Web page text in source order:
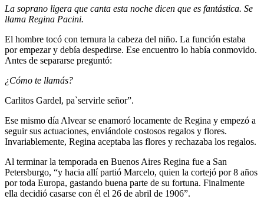
La soprano ligera que canta esta noche dicen que es fantástica. Se
llama Regina Pacini.
El hombre tocó con ternura la cabeza del niño. La función estaba
por empezar y debía despedirse. Ese encuentro lo había conmovido.
Antes de separarse preguntó:
¿Cómo te llamás?
Carlitos Gardel, pa`servirle señor”.
Ese mismo día Alvear se enamoró locamente de Regina y empezó a
seguir sus actuaciones, enviándole costosos regalos y flores.
Invariablemente, Regina aceptaba las flores y rechazaba los regalos.
Al terminar la temporada en Buenos Aires Regina fue a San
Petersburgo, “y hacia allí partió Marcelo, quien la cortejó por 8 años
por toda Europa, gastando buena parte de su fortuna. Finalmente
ella decidió casarse con él el 26 de abril de 1906”.